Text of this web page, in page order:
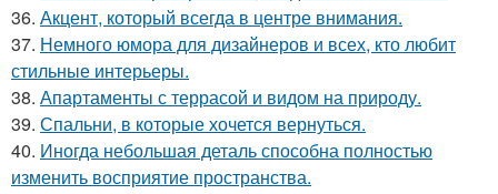
36. Акцент, который всегда в центре внимания.
37. Немного юмора для дизайнеров и всех, кто любит
стильные интерьеры.
38. Апартаменты с террасой и видом на природу.
39. Спальни, в которые хочется вернуться.
40. Иногда небольшая деталь способна полностью
изменить восприятие пространства.